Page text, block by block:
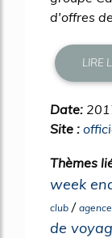
d'offres
LIRE
Date:
Site :
Thèmes
week
club /
de